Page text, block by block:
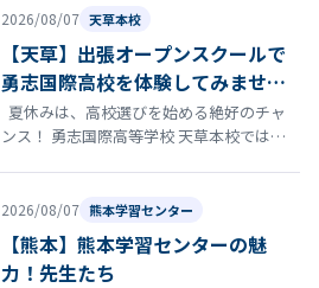
2026/08/07 天草本校
【天草】出張オープンスクールで
勇志国際高校を体験してみません
か？
夏休みは、高校選びを始める絶好のチャ
ンス！ 勇志国際高等学校 天草本校では、8
2026/08/07 熊本学習センター
【熊本】熊本学習センターの魅
力！先生たち